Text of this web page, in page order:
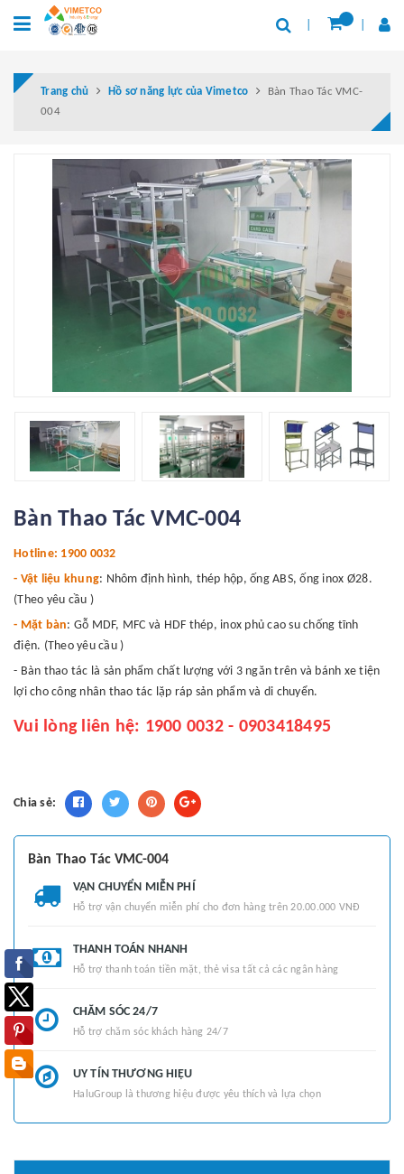
Trang chủ Hồ sơ năng lực của Vimetco
Bàn Thao Tác VMC-
004
Bàn Thao Tác VMC-004
Hotline: 1900 0032
- Vật liệu khung: Nhôm định hình, thép hộp, ống ABS, ống inox Ø28.
(Theo yêu cầu )
- Mặt bàn: Gỗ MDF, MFC và HDF thép, inox phủ cao su chống tĩnh
điện. (Theo yêu cầu )
- Bàn thao tác là sản phẩm chất lượng với 3 ngăn trên và bánh xe tiện
lợi cho công nhân thao tác lặp ráp sản phẩm và di chuyển.
Vui lòng liên hệ: 1900 0032 - 0903418495
Chia sẻ:
Bàn Thao Tác VMC-004
VẬN CHUYỂN MIỄN PHÍ
Hỗ trợ vận chuyển miễn phí cho đơn hàng trên 20.00.000 VNĐ
THANH TOÁN NHANH
Hỗ trợ thanh toán tiền mặt, thẻ visa tất cả các ngân hàng
CHĂM SÓC 24/7
Hỗ trợ chăm sóc khách hàng 24/7
UY TÍN THƯƠNG HIỆU
HaluGroup là thương hiệu được yêu thích và lựa chọn